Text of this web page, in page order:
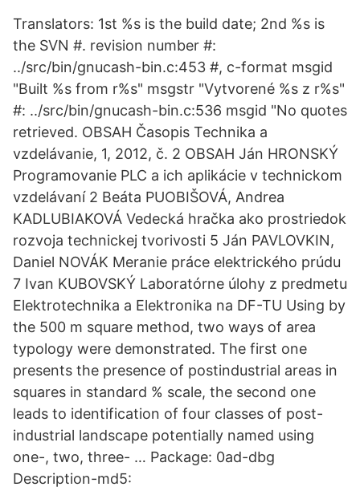
Translators: 1st %s is the build date; 2nd %s is
the SVN #. revision number #:
../src/bin/gnucash-bin.c:453 #, c-format msgid
"Built %s from r%s" msgstr "Vytvorené %s z r%s"
#: ../src/bin/gnucash-bin.c:536 msgid "No quotes
retrieved. OBSAH Časopis Technika a
vzdelávanie, 1, 2012, č. 2 OBSAH Ján HRONSKÝ
Programovanie PLC a ich aplikácie v technickom
vzdelávaní 2 Beáta PUOBIŠOVÁ, Andrea
KADLUBIAKOVÁ Vedecká hračka ako prostriedok
rozvoja technickej tvorivosti 5 Ján PAVLOVKIN,
Daniel NOVÁK Meranie práce elektrického prúdu
7 Ivan KUBOVSKÝ Laboratórne úlohy z predmetu
Elektrotechnika a Elektronika na DF-TU Using by
the 500 m square method, two ways of area
typology were demonstrated. The first one
presents the presence of postindustrial areas in
squares in standard % scale, the second one
leads to identification of four classes of post-
industrial landscape potentially named using
one-, two, three- … Package: 0ad-dbg
Description-md5: